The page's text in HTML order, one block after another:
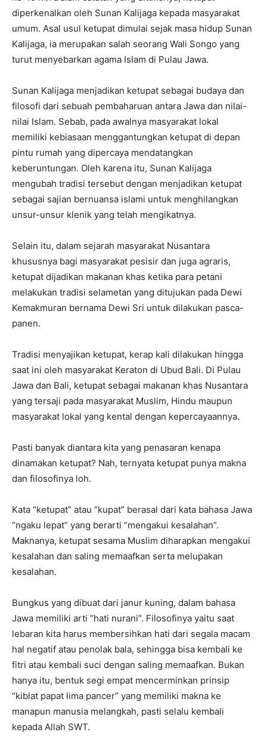
diperkenalkan oleh Sunan Kalijaga kepada masyarakat
umum. Asal usul ketupat dimulai sejak masa hidup Sunan
Kalijaga, ia merupakan salah seorang Wali Songo yang
turut menyebarkan agama Islam di Pulau Jawa.
Sunan Kalijaga menjadikan ketupat sebagai budaya dan
filosofi dari sebuah pembaharuan antara Jawa dan nilai-
nilai Islam. Sebab, pada awalnya masyarakat lokal
memiliki kebiasaan menggantungkan ketupat di depan
pintu rumah yang dipercaya mendatangkan
keberuntungan. Oleh karena itu, Sunan Kalijaga
mengubah tradisi tersebut dengan menjadikan ketupat
sebagai sajian bernuansa islami untuk menghilangkan
unsur-unsur klenik yang telah mengikatnya.
Selain itu, dalam sejarah masyarakat Nusantara
khususnya bagi masyarakat pesisir dan juga agraris,
ketupat dijadikan makanan khas ketika para petani
melakukan tradisi selametan yang ditujukan pada Dewi
Kemakmuran bernama Dewi Sri untuk dilakukan pasca-
panen.
Tradisi menyajikan ketupat, kerap kali dilakukan hingga
saat ini oleh masyarakat Keraton di Ubud Bali. Di Pulau
Jawa dan Bali, ketupat sebagai makanan khas Nusantara
yang tersaji pada masyarakat Muslim, Hindu maupun
masyarakat lokal yang kental dengan kepercayaannya.
Pasti banyak diantara kita yang penasaran kenapa
dinamakan ketupat? Nah, ternyata ketupat punya makna
dan filosofinya loh.
Kata “ketupat” atau “kupat” berasal dari kata bahasa Jawa
“ngaku lepat” yang berarti “mengakui kesalahan”.
Maknanya, ketupat sesama Muslim diharapkan mengakui
kesalahan dan saling memaafkan serta melupakan
kesalahan.
Bungkus yang dibuat dari janur kuning, dalam bahasa
Jawa memiliki arti “hati nurani”. Filosofinya yaitu saat
lebaran kita harus membersihkan hati dari segala macam
hal negatif atau penolak bala, sehingga bisa kembali ke
fitri atau kembali suci dengan saling memaafkan. Bukan
hanya itu, bentuk segi empat mencerminkan prinsip
“kiblat papat lima pancer” yang memiliki makna ke
manapun manusia melangkah, pasti selalu kembali
kepada Allah SWT.